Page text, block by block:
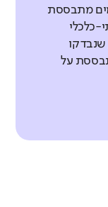
מתבססת
כלכלי
שנבדקו
על